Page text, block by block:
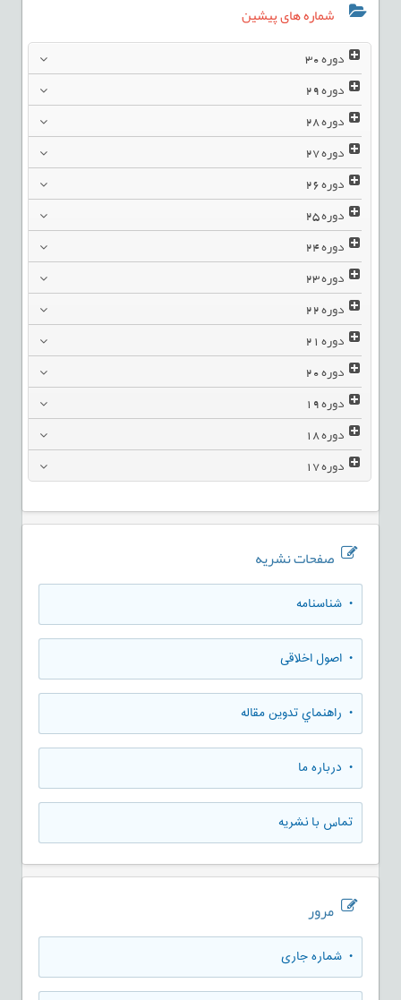
شماره های پیشین
دوره30
دوره29
دوره28
دوره27
دوره26
دوره25
دوره24
دوره23
دوره22
دوره21
دوره20
دوره19
دوره18
دوره17
صفحات نشریه
• شناسنامه
• اصول اخلاقی
• راهنماي تدوين مقاله
• درباره ما
تماس با نشریه
مرور
• شماره جاری